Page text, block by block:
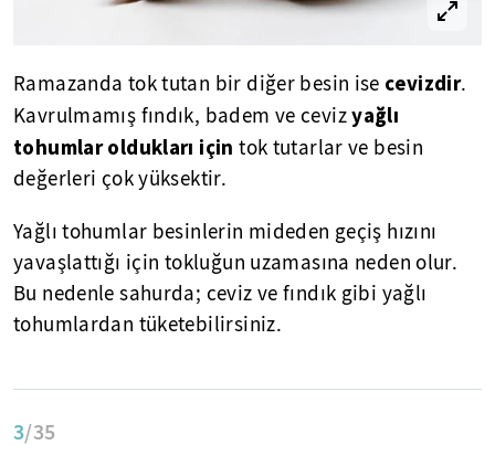
Ramazanda tok tutan bir diğer besin ise cevizdir.
Kavrulmamış fındık, badem ve cevizyağlı
tohumlar oldukları içintok tutarlar ve besin
değerleri çok yüksektir.
Yağlı tohumlar besinlerin mideden geçiş hızını
yavaşlattığı için tokluğun uzamasına neden olur.
Bu nedenle sahurda; ceviz ve fındık gibi yağlı
tohumlardan tüketebilirsiniz.
3/35